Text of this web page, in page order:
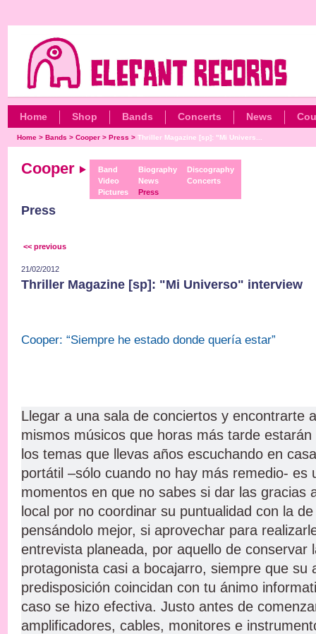
Home Shop Bands Concerts News
Home> Bands > Cooper> Press > Thriller Magazine [sp]: "Mi Univers...
Cooper
Band
Video
Pictures
Biography
News
Press
Discography
Concerts
Press
<< previous
21/02/2012
Thriller Magazine [sp]: "Mi Universo" interview
Cooper: “Siempre he estado donde quería estar”
Llegar a una sala de conciertos y encontrarte
mismos músicos que horas más tarde
los temas que llevas años escuchando en
portátil –sólo cuando no hay más remedio- es
momentos en que no sabes si dar las gracias
local por no coordinar su puntualidad con la
pensándolo mejor, si aprovechar para
entrevista planeada, por aquello de conservar
protagonista casi a bocajarro, siempre que su
predisposición coincidan con tu ánimo
caso se hizo efectiva. Justo antes de
amplificadores, cables, monitores e